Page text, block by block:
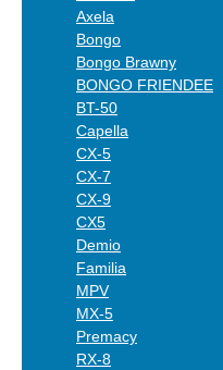
Axela
Bongo
Bongo Brawny
BONGO FRIENDEE
BT-50
Capella
CX-5
CX-7
CX-9
CX5
Demio
Familia
MPV
MX-5
Premacy
RX-8